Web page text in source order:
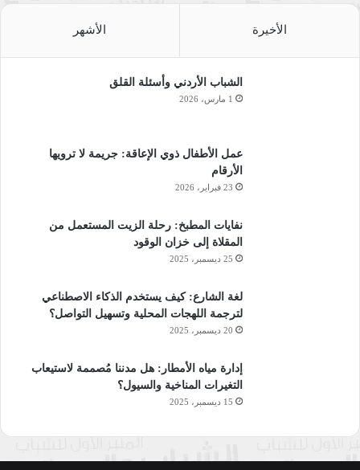
الأخيرة الأشهر
الشباب الأردني وأسئلة القلق
1 مارس، 2026
عمل الأطفال ذوي الإعاقة: جريمة لا ترويها
الأرقام
23 فبراير، 2026
نفايات المطبخ: رحلة الزيت المستعمل من
المقلاة إلى خزان الوقود
25 ديسمبر، 2025
لغة الشارع: كيف يستخدم الذكاء الاصطناعي
لترجمة اللهجات المحلية وتسهيل التواصل؟
20 ديسمبر، 2025
إدارة مياه الأمطار: هل مدننا مُصممة لاستيعاب
التغيرات المناخية والسيول؟
15 ديسمبر، 2025